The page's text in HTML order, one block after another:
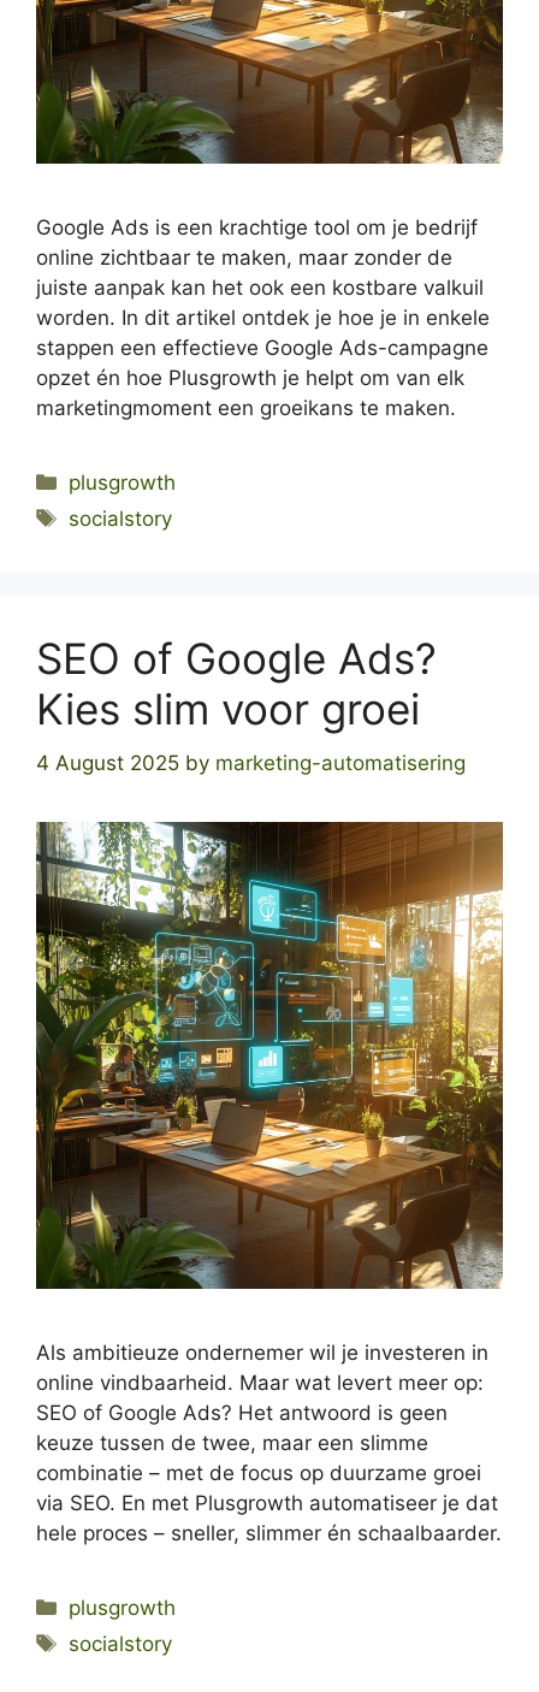
Google Ads is een krachtige tool om je bedrijf
online zichtbaar te maken, maar zonder de
juiste aanpak kan het ook een kostbare valkuil
worden. In dit artikel ontdek je hoe je in enkele
stappen een effectieve Google Ads-campagne
opzet én hoe Plusgrowth je helpt om van elk
marketingmoment een groeikans te maken.
Categories
plusgrowth
Tags
socialstory
SEO of Google Ads?
Kies slim voor groei
4 August 2025 by marketing-automatisering
Als ambitieuze ondernemer wil je investeren in
online vindbaarheid. Maar wat levert meer op:
SEO of Google Ads? Het antwoord is geen
keuze tussen de twee, maar een slimme
combinatie – met de focus op duurzame groei
via SEO. En met Plusgrowth automatiseer je dat
hele proces – sneller, slimmer én schaalbaarder.
Categories
plusgrowth
Tags
socialstory